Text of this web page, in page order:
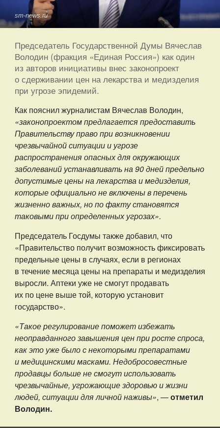
sm-news.ru
Председатель Государственной Думы Вячеслав
Володин (фракция «Единая Россия») как один
из авторов инициативы внес законопроект
о сдерживании цен на лекарства и медизделия
при угрозе эпидемий.
Как пояснил журналистам Вячеслав Володин,
«законопроектом предлагается предоставить
Правительству право при возникновении
чрезвычайной ситуации и угрозе
распространения опасных для окружающих
заболеваний устанавливать на 90 дней предельно
допустимые цены на лекарства и медизделия,
которые официально не включены в перечень
жизненно важных, но по факту становятся
таковыми при определенных угрозах».
Председатель Госдумы также добавил, что
«Правительство получит возможность фиксировать
предельные цены в случаях, если в регионах
в течение месяца цены на препараты и медизделия
выросли. Аптеки уже не смогут продавать
их по цене выше той, которую установит
государство».
«Такое регулирование поможет избежать
неоправданного завышения цен при росте спроса,
как это уже было с некоторыми препаратами
и медицинскими масками. Недобросовестные
продавцы больше не смогут использовать
чрезвычайные, угрожающие здоровью и жизни
людей, ситуации для личной наживы», —отметил
Володин.